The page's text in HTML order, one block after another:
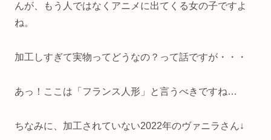
んが、もう人ではなくアニメに出てくる女の子ですよ
ね。
加工しすぎて実物ってどうなの？って話ですが・・・
あっ！ここは「フランス人形」と言うべきですね…
ちなみに、加工されていない2022年のヴァニラさん↓